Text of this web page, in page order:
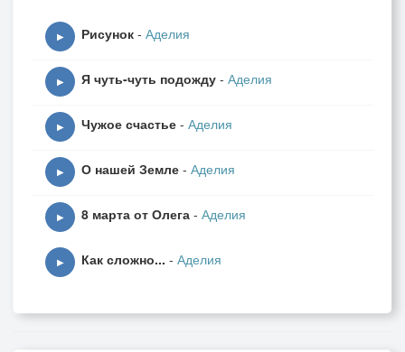
Мой друг, моя опора, верное плечо.
Когда душа пылает, не нужно лишних слов.
▶ Рисунок - Аделия
▶ Я чуть-чуть подожду - Аделия
▶ Чужое счастье - Аделия
▶ О нашей Земле - Аделия
▶ 8 марта от Олега - Аделия
▶ Как сложно... - Аделия